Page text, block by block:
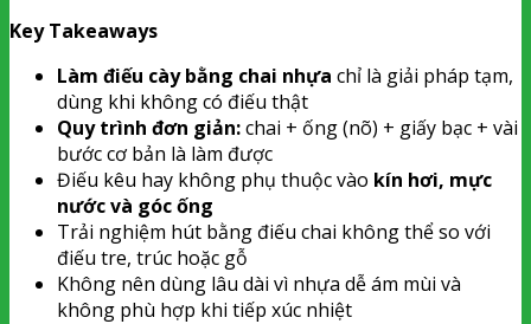
Key Takeaways
Làm điếu cày bằng chai nhựa chỉ là giải pháp tạm,
dùng khi không có điếu thật
Quy trình đơn giản:chai + ống (nõ) + giấy bạc + vài
bước cơ bản là làm được
Điếu kêu hay không phụ thuộc vào kín hơi, mực
nước và góc ống
Trải nghiệm hút bằng điếu chai không thể so với
điếu tre, trúc hoặc gỗ
Không nên dùng lâu dài vì nhựa dễ ám mùi và
không phù hợp khi tiếp xúc nhiệt